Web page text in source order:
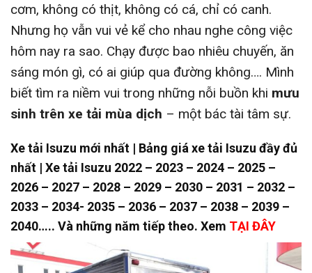
cơm, không có thịt, không có cá, chỉ có canh.
Nhưng họ vẫn vui vẻ kể cho nhau nghe công việc
hôm nay ra sao. Chạy được bao nhiêu chuyến, ăn
sáng món gì, có ai giúp qua đường không…. Mình
biết tìm ra niềm vui trong những nỗi buồn khi mưu
sinh trên xe tải mùa dịch – một bác tài tâm sự.
Xe tải Isuzu mới nhất | Bảng giá xe tải Isuzu đầy đủ
nhất | Xe tải Isuzu 2022 – 2023 – 2024 – 2025 –
2026 – 2027 – 2028 – 2029 – 2030 – 2031 – 2032 –
2033 – 2034- 2035 – 2036 – 2037 – 2038 – 2039 –
2040….. Và những năm tiếp theo. Xem TẠI ĐÂY